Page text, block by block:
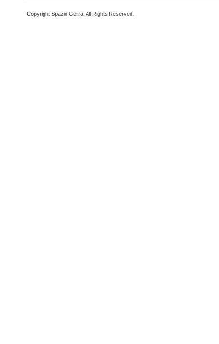
Copyright Spazio Gerra. All Rights Reserved.